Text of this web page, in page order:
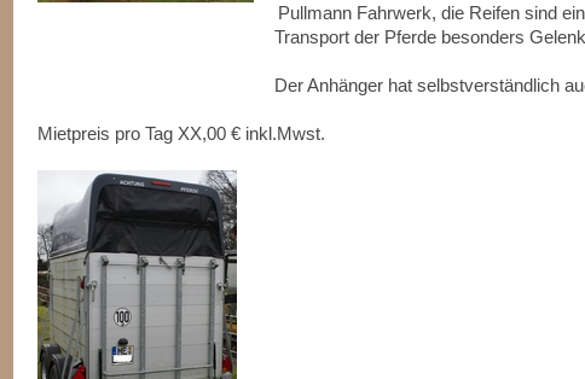
Pullmann Fahrwerk, die Reifen sind
Transport der Pferde besonders
Der Anhänger hat selbstverständlich auch eine
Mietpreis pro Tag XX,00 € inkl.Mwst.